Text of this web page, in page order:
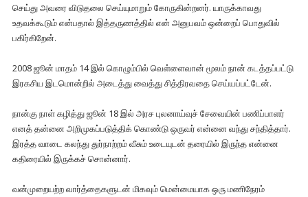
செய்து அவரை விடுதலை செய்யுமாறும் கோருகின்றனர். யாருக்காவது
உதவக்கூடும் என்பதால் இத்தருணத்தில் என் அனுபவம் ஒன்றைப் பொதுவில்
பகிர்கிறேன்.
2008 ஜூன் மாதம் 14 இல் கொழும்பில் வெள்ளைவான் மூலம் நான் கடத்தப்பட்டு
இரகசிய இடமொன்றில் அடைத்து வைத்து சித்திரவதை செய்யப்பட்டேன்.
நான்கு நாள் கழித்து ஜூன் 18 இல் அரச புலனாய்வுச் சேவையின் பணிப்பாளர்
எனத் தன்னை அறிமுகப்படுத்திக் கொண்டு ஒருவர் என்னை வந்து சந்தித்தார்.
இரத்த வாடை கலந்து துர்நாற்றம் வீசும் உடையுடன் தரையில் இருந்த என்னை
கதிரையில் இருக்கச் சொன்னார்.
வன்முறையற்ற வார்த்தைகளுடன் மிகவும் மென்மையாக ஒரு மணிநேரம்